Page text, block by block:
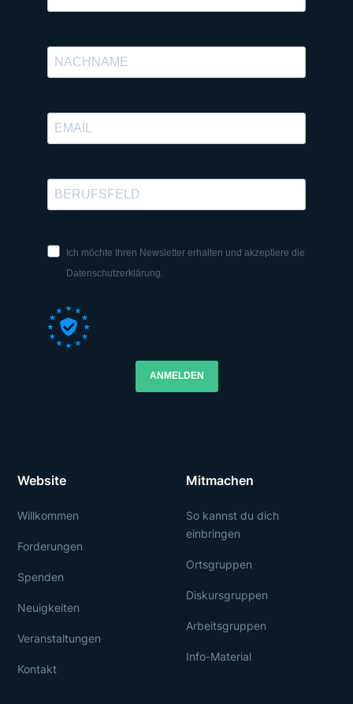
Ich möchte Ihren Newsletter erhalten und akzeptiere die
Datenschutzerklärung.
ANMELDEN
Website
Willkommen
Forderungen
Spenden
Neuigkeiten
Veranstaltungen
Kontakt
Mitmachen
So kannst du dich
einbringen
Ortsgruppen
Diskursgruppen
Arbeitsgruppen
Info-Material